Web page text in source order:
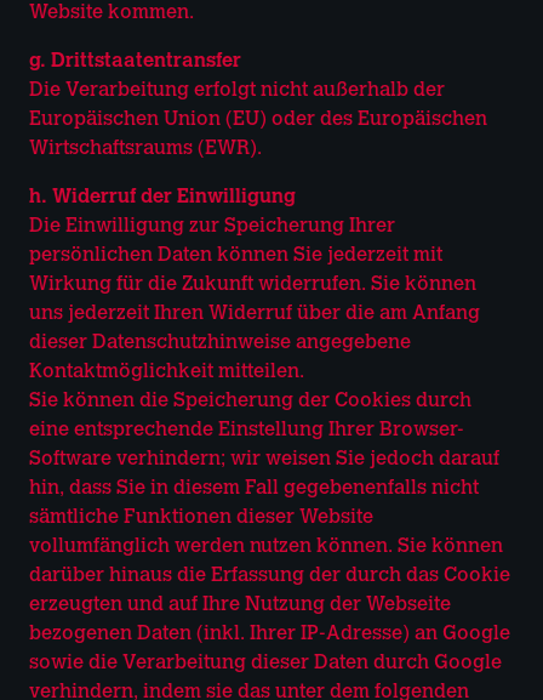
Website kommen.
g. Drittstaatentransfer
Die Verarbeitung erfolgt nicht außerhalb der
Europäischen Union (EU) oder des Europäischen
Wirtschaftsraums (EWR).
h. Widerruf der Einwilligung
Die Einwilligung zur Speicherung Ihrer
persönlichen Daten können Sie jederzeit mit
Wirkung für die Zukunft widerrufen. Sie können
uns jederzeit Ihren Widerruf über die am Anfang
dieser Datenschutzhinweise angegebene
Kontaktmöglichkeit mitteilen.
Sie können die Speicherung der Cookies durch
eine entsprechende Einstellung Ihrer Browser-
Software verhindern; wir weisen Sie jedoch darauf
hin, dass Sie in diesem Fall gegebenenfalls nicht
sämtliche Funktionen dieser Website
vollumfänglich werden nutzen können. Sie können
darüber hinaus die Erfassung der durch das Cookie
erzeugten und auf Ihre Nutzung der Webseite
bezogenen Daten (inkl. Ihrer IP-Adresse) an Google
sowie die Verarbeitung dieser Daten durch Google
verhindern, indem sie das unter dem folgenden